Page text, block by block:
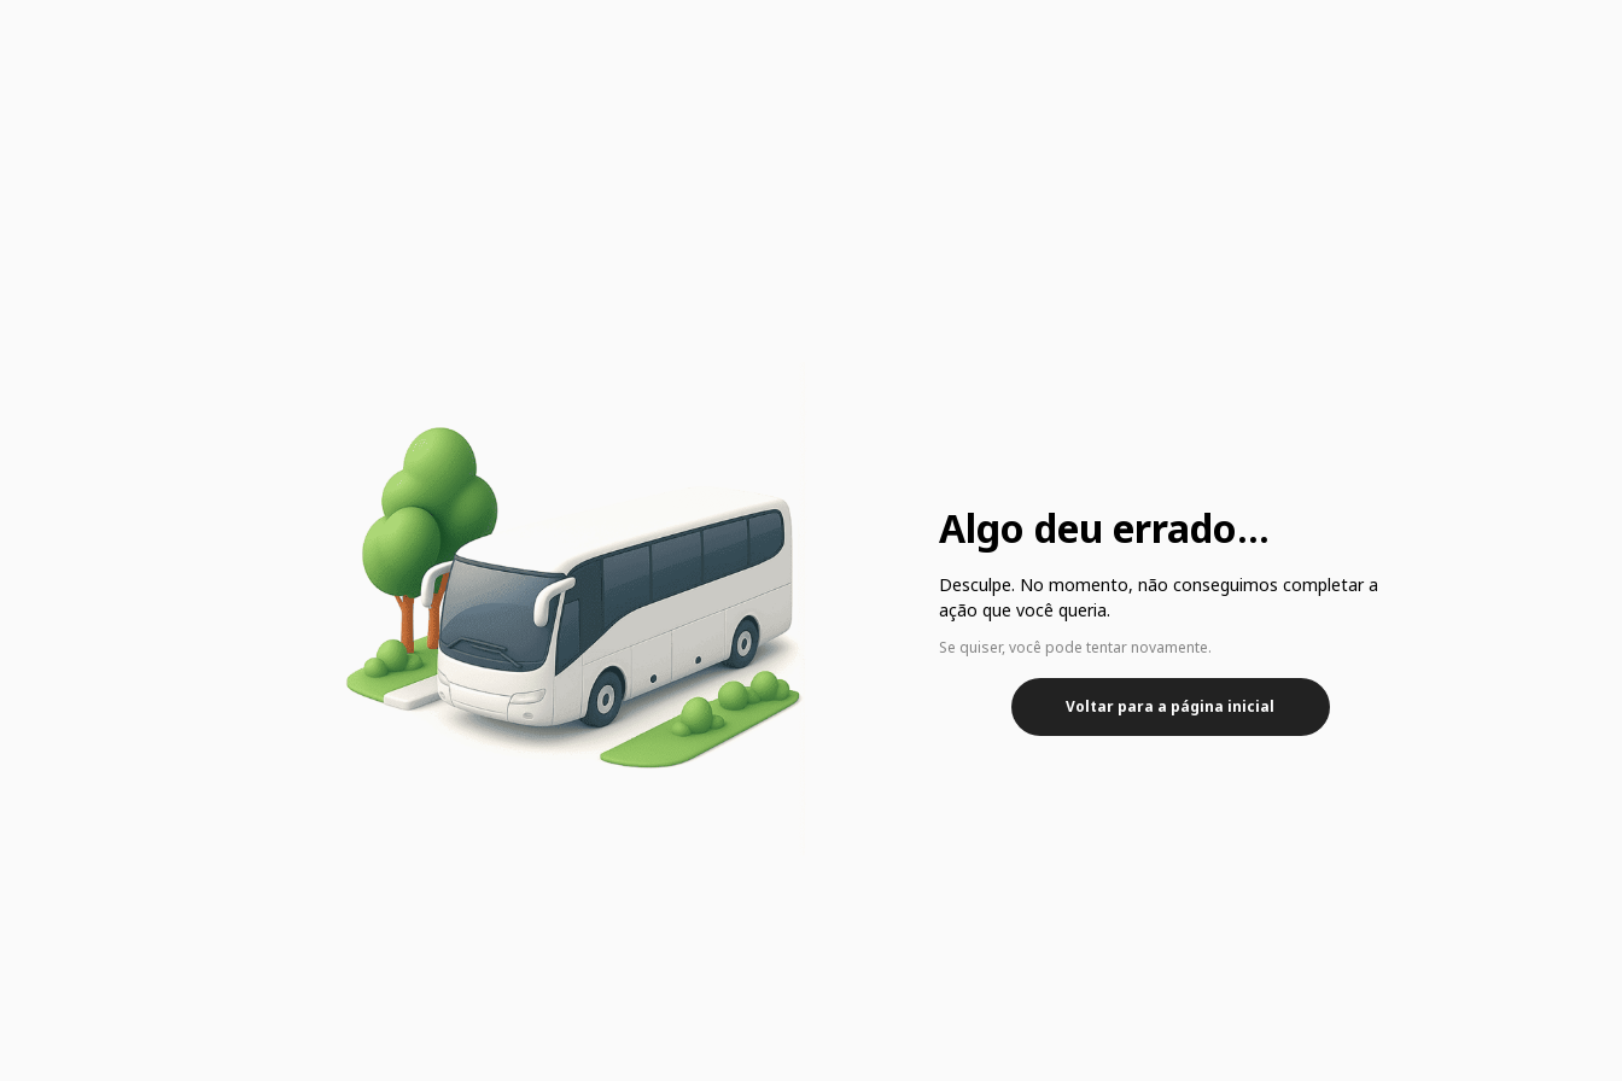
Algo deu errado...
Desculpe. No momento, não conseguimos completar a
ação que você queria.
Se quiser, você pode tentar novamente.
Voltar para a página inicial